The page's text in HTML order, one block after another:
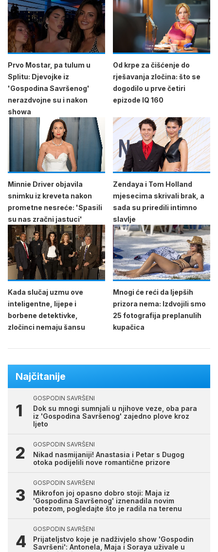
Prvo Mostar, pa tulum u
Splitu: Djevojke iz
'Gospodina Savršenog'
nerazdvojne su i nakon
showa
Od krpe za čišćenje do
rješavanja zločina: što se
dogodilo u prve četiri
epizode IQ 160
Minnie Driver objavila
snimku iz kreveta nakon
prometne nesreće: 'Spasili
su nas zračni jastuci'
Zendaya i Tom Holland
mjesecima skrivali brak, a
sada su priredili intimno
slavlje
Kada slučaj uzmu ove
inteligentne, lijepe i
borbene detektivke,
zločinci nemaju šansu
Mnogi će reći da ljepših
prizora nema: Izdvojili smo
25 fotografija preplanulih
kupačica
Najčitanije
GOSPODIN SAVRŠENI
Dok su mnogi sumnjali u njihove veze, oba para
iz 'Gospodina Savršenog' zajedno plove kroz
ljeto
GOSPODIN SAVRŠENI
Nikad nasmijaniji! Anastasia i Petar s Dugog
otoka podijelili nove romantične prizore
GOSPODIN SAVRŠENI
Mikrofon joj opasno dobro stoji: Maja iz
'Gospodina Savršenog' iznenadila novim
potezom, pogledajte što je radila na terenu
GOSPODIN SAVRŠENI
Prijateljstvo koje je nadživjelo show 'Gospodin
Savršeni': Antonela, Maja i Soraya uživale u